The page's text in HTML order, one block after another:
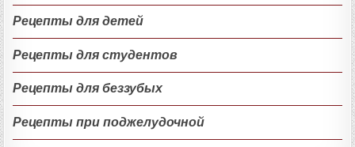
Рецепты для детей
Рецепты для студентов
Рецепты для беззубых
Рецепты при поджелудочной